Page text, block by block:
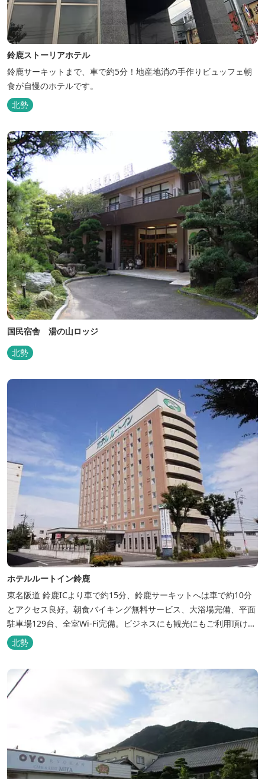
鈴鹿ストーリアホテル
鈴鹿サーキットまで、車で約5分！地産地消の手作りビュッフェ朝
食が自慢のホテルです。
北勢
国民宿舎 湯の山ロッジ
北勢
ホテルルートイン鈴鹿
東名阪道 鈴鹿ICより車で約15分、鈴鹿サーキットへは車で約10分
とアクセス良好。朝食バイキング無料サービス、大浴場完備、平面
駐車場129台、全室Wi-Fi完備。ビジネスにも観光にもご利用頂ける
快適なホテルライフをご提供します。
北勢